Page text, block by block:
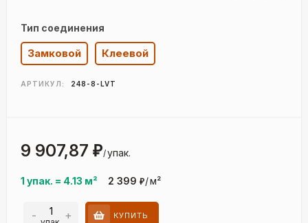
Тип соединения
Замковой Клеевой
АРТИКУЛ: 248-8-LVT
1 упак. = 4.13 м² 2 399 ₽/м²
9 907,87 ₽/упак.
- + КУПИТЬ